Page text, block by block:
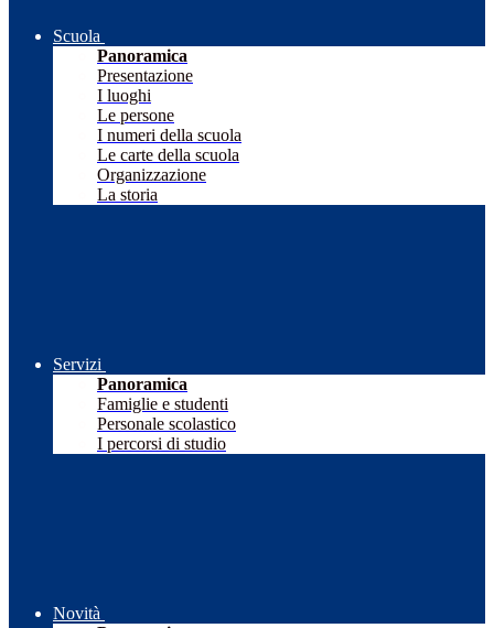
Scuola
Panoramica
Presentazione
I luoghi
Le persone
I numeri della scuola
Le carte della scuola
Organizzazione
La storia
Servizi
Panoramica
Famiglie e studenti
Personale scolastico
I percorsi di studio
Novità